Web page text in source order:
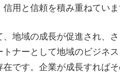
用と信頼を積み重ねていま
地域の成長が促進され、
トナーとして地域のビジネ
在です。企業が成長すれば